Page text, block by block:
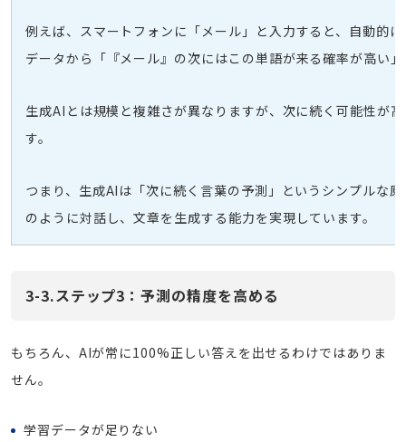
例えば、スマートフォンに「メール」と入力すると、自動的
データから「『メール』の次にはこの単語が来る確率が高い
生成AIとは規模と複雑さが異なりますが、次に続く可能性が
す。
つまり、生成AIは「次に続く言葉の予測」というシンプルな
のように対話し、文章を生成する能力を実現しています。
3-3.ステップ3：予測の精度を高める
もちろん、AIが常に100%正しい答えを出せるわけではありま
せん。
学習データが足りない